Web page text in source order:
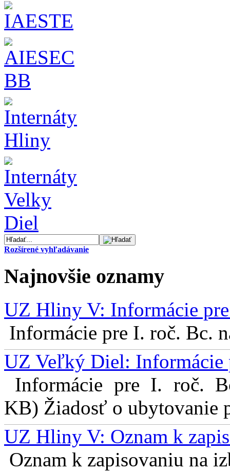
Rozšírené vyhľadávanie
Najnovšie oznamy
UZ Hliny V: Informácie
Informácie pre I. roč. Bc.
UZ Veľký Diel: Informácie
Informácie pre I. roč.
KB) Žiadosť o ubytovanie
UZ Hliny V: Oznam k
Oznam k zapisovaniu na